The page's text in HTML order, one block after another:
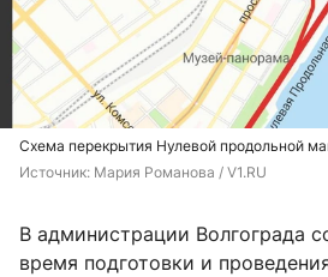
Cхема перекрытия Нулевой продольной
Источник: Мария Романова / V1.RU
В администрации Волгограда
время подготовки и